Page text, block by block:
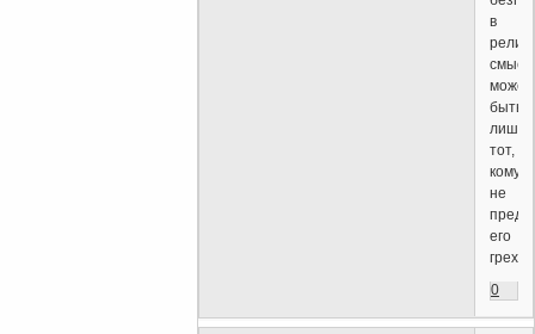
в
может
быть
лишь
тот,
кому
не
его
0